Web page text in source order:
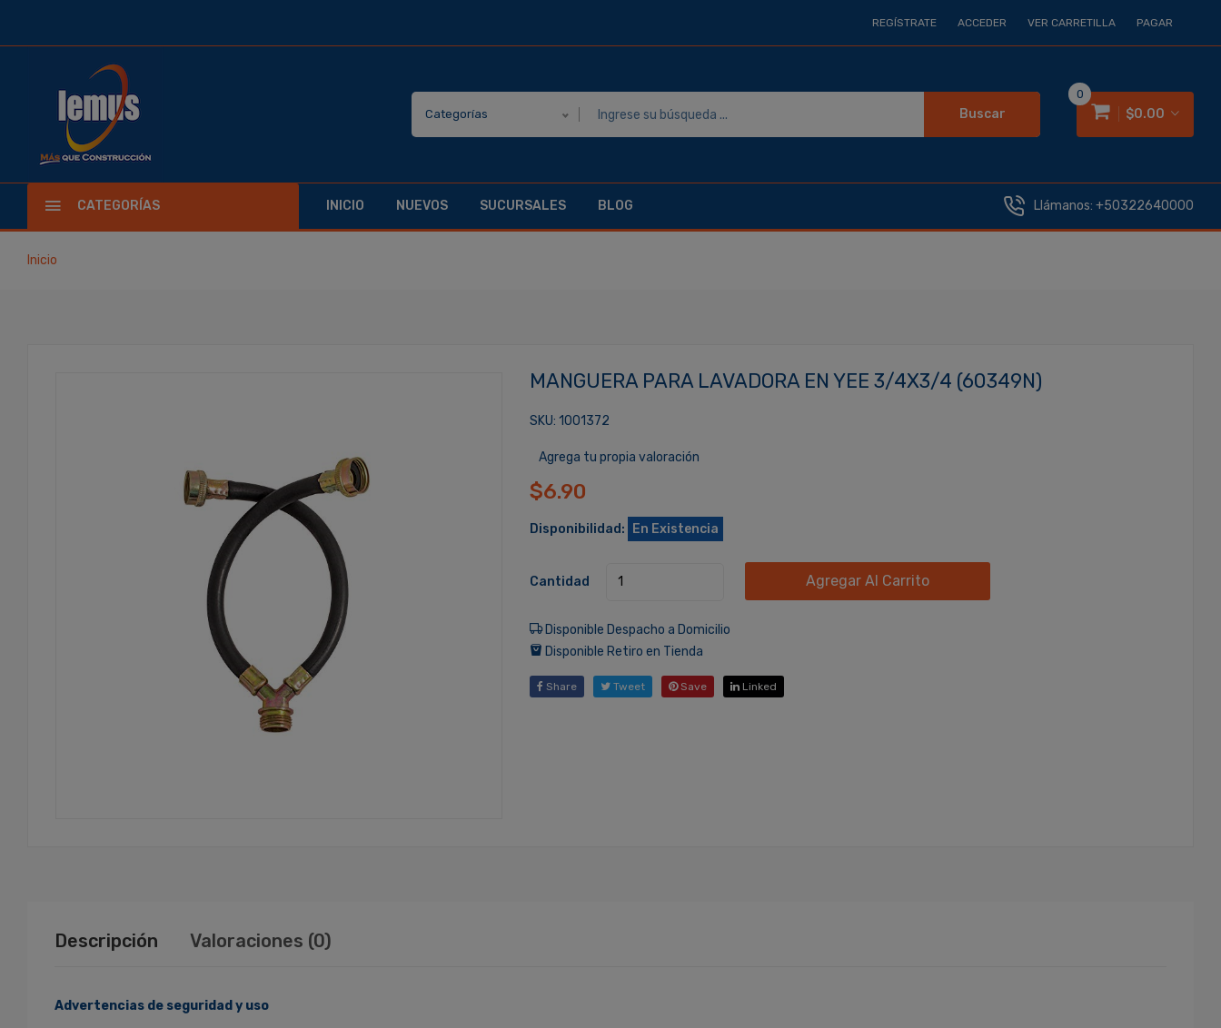
REGÍSTRATE ACCEDER VER CARRETILLA PAGAR
Categorías Buscar $0.00
0
CATEGORÍAS INICIO NUEVOS SUCURSALES BLOG Llámanos: +50322640000
Inicio
MANGUERA PARA LAVADORA EN YEE 3/4X3/4 (60349N)
SKU: 1001372
Agrega tu propia valoración
$6.90
Disponibilidad: En Existencia
Cantidad Agregar Al Carrito
Disponible Despacho a Domicilio
Disponible Retiro en Tienda
Share Tweet Save Linked
Descripción Valoraciones (0)
Advertencias de seguridad y uso